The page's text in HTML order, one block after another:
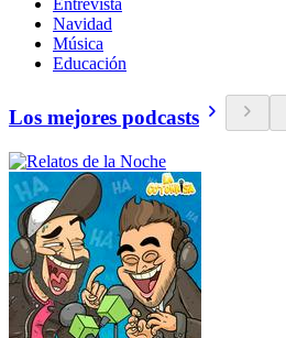
Entrevista
Navidad
Música
Educación
Los mejores podcasts